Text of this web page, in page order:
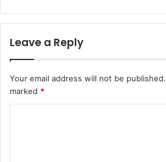
Leave a Reply
Your email address will not be published.
marked *